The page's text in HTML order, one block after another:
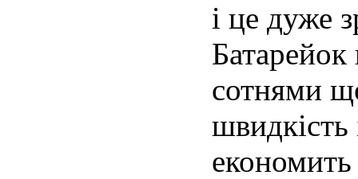
і це дуже
Батарейок
сотнями
швидкість
економить